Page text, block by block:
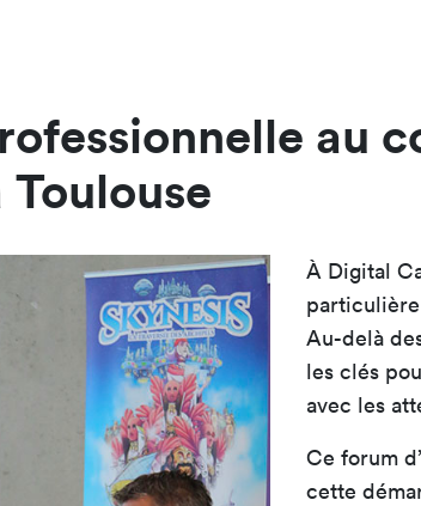
au
À Digital
particulière
Au-delà
les clés
avec les
Ce forum
cette